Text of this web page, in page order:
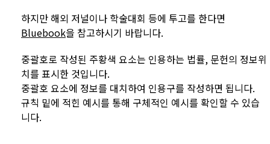
하지만 해외 저널이나 학술대회 등에 투고를 한다면
Bluebook을 참고하시기 바랍니다.
중괄호로 작성된 주황색 요소는 인용하는 법률, 문헌의 정보위
치를 표시한 것입니다.
중괄호 요소에 정보를 대치하여 인용구를 작성하면 됩니다.
규칙 밑에 적힌 예시를 통해 구체적인 예시를 확인할 수 있습
니다.